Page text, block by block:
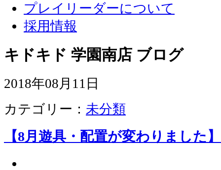
プレイリーダーについて
採用情報
キドキド 学園南店 ブログ
2018年08月11日
カテゴリー： 未分類
【8月遊具・配置が変わりました】